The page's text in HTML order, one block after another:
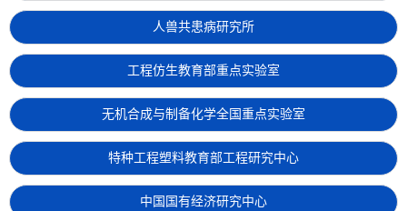
人兽共患病研究所
工程仿生教育部重点实验室
无机合成与制备化学全国重点实验室
特种工程塑料教育部工程研究中心
中国国有经济研究中心